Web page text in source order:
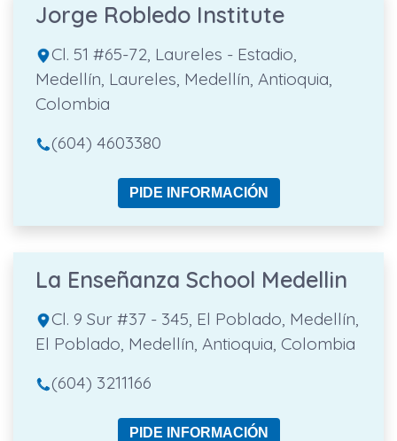
Jorge Robledo Institute
Cl. 51 #65-72, Laureles - Estadio,
Medellín, Laureles, Medellín, Antioquia,
Colombia
(604) 4603380
PIDE INFORMACIÓN
La Enseñanza School Medellin
Cl. 9 Sur #37 - 345, El Poblado, Medellín,
El Poblado, Medellín, Antioquia, Colombia
(604) 3211166
PIDE INFORMACIÓN